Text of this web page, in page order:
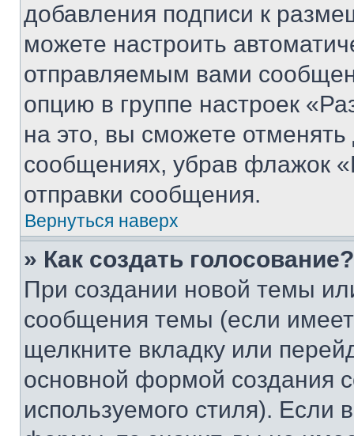
добавления подписи к
можете настроить
отправляемым вами
опцию в группе настроек
на это, вы сможете
сообщениях, убрав флажок
отправки сообщения.
Вернуться наверх
» Как создать голосование?
При создании новой темы
сообщения темы (если
щелкните вкладку или
основной формой создания
используемого стиля). Если